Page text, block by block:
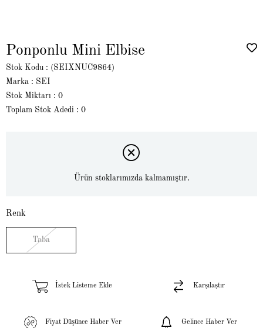
Ponponlu Mini Elbise
Stok Kodu
(SEIXNUC9864)
Marka : SEI
Stok Miktarı : 0
Toplam Stok Adedi : 0
Ürün stoklarımızda kalmamıştır.
Renk
Taba
İstek Listeme Ekle Karşılaştır
Fiyat Düşünce Haber Ver Gelince Haber Ver